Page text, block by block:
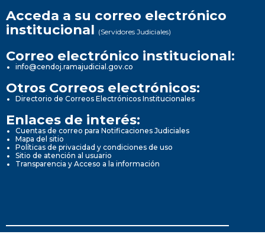
Acceda a su correo electrónico
institucional (Servidores Judiciales)
Correo electrónico institucional:
info@cendoj.ramajudicial.gov.co
Otros Correos electrónicos:
Directorio de Correos Electrónicos Institucionales
Enlaces de interés:
Cuentas de correo para Notificaciones Judiciales
Mapa del sitio
Políticas de privacidad y condiciones de uso
Sitio de atención al usuario
Transparencia y Acceso a la información